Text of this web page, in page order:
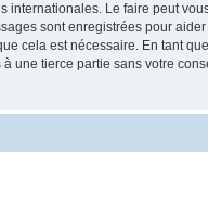
internationales. Le faire peut
sont enregistrées pour
cela est nécessaire. En tant
une tierce partie sans votre